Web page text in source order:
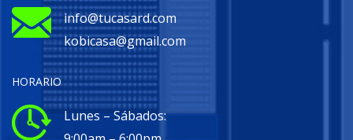
info@tucasard.com
kobicasa@gmail.com
HORARIO
Lunes – Sábados: